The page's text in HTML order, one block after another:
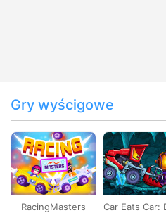
Gry wyścigowe
RacingMasters Car Eats Car: